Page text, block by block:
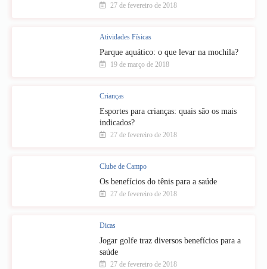
27 de fevereiro de 2018
Atividades Físicas
Parque aquático: o que levar na mochila?
19 de março de 2018
Crianças
Esportes para crianças: quais são os mais
indicados?
27 de fevereiro de 2018
Clube de Campo
Os benefícios do tênis para a saúde
27 de fevereiro de 2018
Dicas
Jogar golfe traz diversos benefícios para a
saúde
27 de fevereiro de 2018